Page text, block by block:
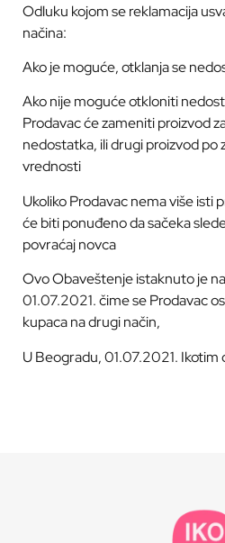
Odluku kojom se reklamacija
načina:
Ako je moguće, otklanja se
Ako nije moguće otkloniti
Prodavac će zameniti proizvod
nedostatka, ili drugi proizvod po
vrednosti
Ukoliko Prodavac nema više isti
će biti ponuđeno da sačeka
povraćaj novca
Ovo Obaveštenje istaknuto je
01.07.2021. čime se Prodavac
kupaca na drugi način,
U Beogradu, 01.07.2021. Ikotim